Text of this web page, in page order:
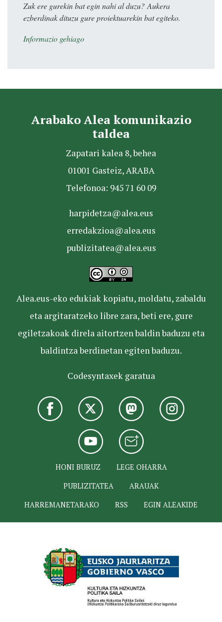
Zuk ere gurekin bat egin nahi al duzu? Aukera
ezberdinak dituzu gure proiektuarekin bat egiteko.
Informazio gehiago
Arabako Alea komunikazio
taldea
Zapatari kalea 8, behea
01001 Gasteiz, ARABA
Telefonoa: 945 71 60 09
harpidetza@alea.eus
erredakzioa@alea.eus
publizitatea@alea.eus
Alea.eus-eko edukiak kopiatu, moldatu, zabaldu
eta argitaratzeko libre zara, beti ere, gure
egiletzakoak direla aitortzen baldin baduzu eta
baldintza berdinetan egiten baduzu.
Codesyntaxek garatua
HONI BURUZ
LEGE OHARRA
PUBLIZITATEA
ARAUAK
HARREMANETARAKO
RSS EGIN ALEAKIDE